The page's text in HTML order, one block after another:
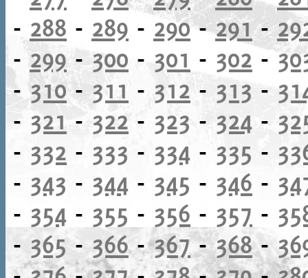
- 288 - 289 - 290-291-
- 299 -300 - 301 - 302 -
-310- 311 - 312- 313 -
- 321 - 322 - 323 - 324 -
- 332 - 333 - 334 - 335 -
- 343 - 344 - 345 - 346 -
- 354 - 355 - 356 - 357 -
- 365 - 366-367-368-